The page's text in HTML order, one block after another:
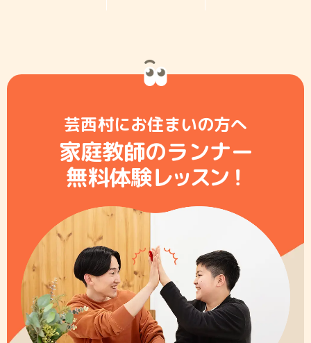
芸西村にお住まいの方へ
家庭教師のランナー
無料体験レッスン！